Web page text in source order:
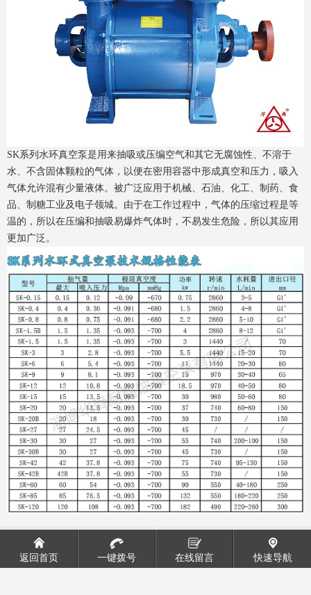
SK系列水环真空泵是用来抽吸或压编空气和其它无腐蚀性、不溶于
水、不含固体颗粒的气体，以便在密用容器中形成真空和压力，吸入
气体允许混有少量液体。被广泛应用于机械、石油、化工、制药、食
品、制糖工业及电子领城。由于在工作过程中，气体的压缩过程是等
温的，所以在压编和抽吸易爆炸气体时，不易发生危险，所以其应用
更加广泛。
罗茨真空泵 2SK水环真空泵
返回首页 一键拨号 在线留言 快速导航